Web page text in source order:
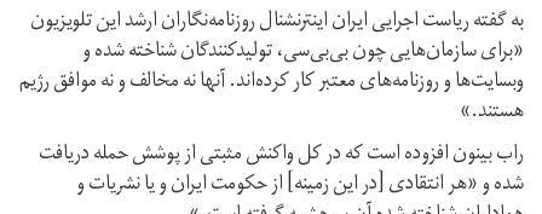
به گفته ریاست اجرایی ایران اینترنشنال روزنامه‌نگاران ارشد این تلویزیون
«برای سازمان‌هایی چون بی‌بی‌سی، تولید‌کنندگان شناخته شده و
وبسایت‌ها و روزنامه‌های معتبر کار کرده‌اند. آنها نه مخالف و نه موافق رژیم
هستند.»
راب بینون افزوده است که در کل واکنش مثبتی از پوشش حمله دریافت
شده و «هر انتقادی [در این زمینه] از حکومت ایران و یا نشریات و